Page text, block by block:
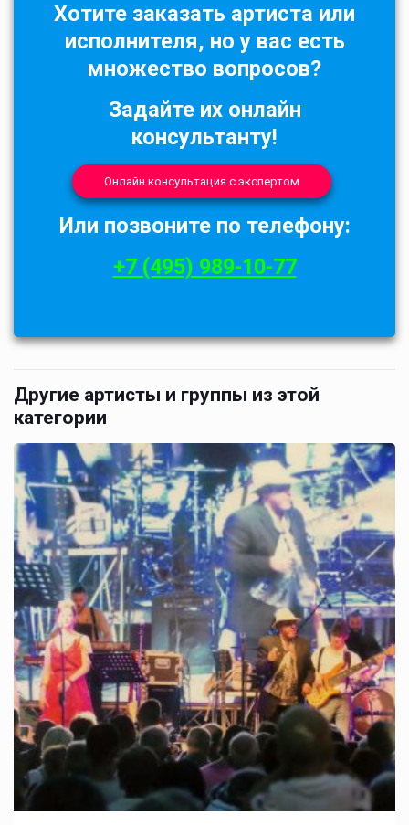
Хотите заказать артиста или
исполнителя, но у вас есть
множество вопросов?
Задайте их онлайн
консультанту!
Онлайн консультация с экспертом
Или позвоните по телефону:
+7 (495) 989-10-77
Другие артисты и группы из этой
категории